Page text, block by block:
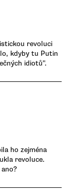
revoluci
kdyby tu Putin
idiotů".
ho zejména
revoluce.